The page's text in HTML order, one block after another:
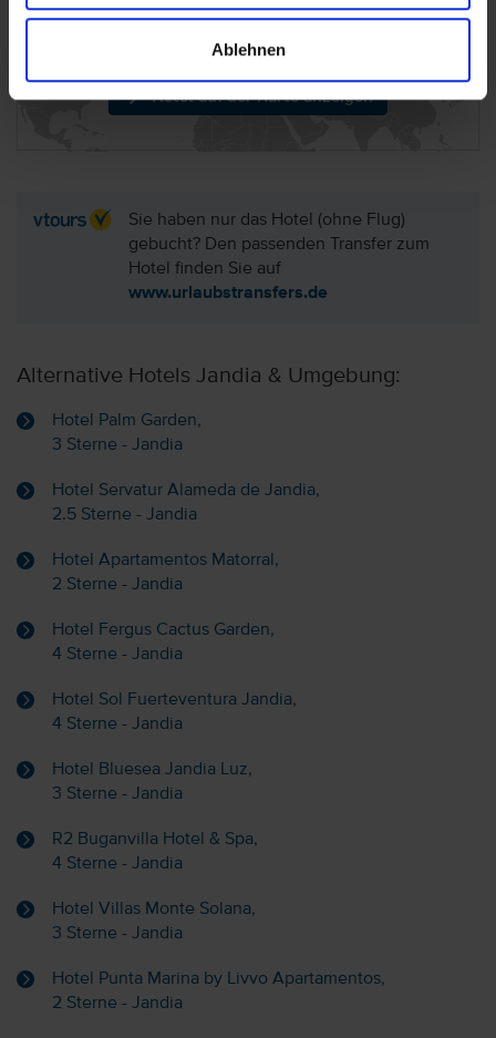
Ablehnen
(Kanaren)
Hotel auf der Karte anzeigen
Sie haben nur das Hotel (ohne Flug)
gebucht? Den passenden Transfer zum
Hotel finden Sie auf
www.urlaubstransfers.de
Alternative Hotels Jandia & Umgebung:
Hotel Palm Garden,
3 Sterne - Jandia
Hotel Servatur Alameda de Jandia,
2.5 Sterne - Jandia
Hotel Apartamentos Matorral,
2 Sterne - Jandia
Hotel Fergus Cactus Garden,
4 Sterne - Jandia
Hotel Sol Fuerteventura Jandia,
4 Sterne - Jandia
Hotel Bluesea Jandia Luz,
3 Sterne - Jandia
R2 Buganvilla Hotel & Spa,
4 Sterne - Jandia
Hotel Villas Monte Solana,
3 Sterne - Jandia
Hotel Punta Marina by Livvo Apartamentos,
2 Sterne - Jandia